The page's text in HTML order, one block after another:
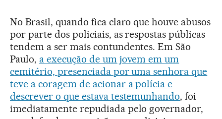
No Brasil, quando fica claro que houve abusos
por parte dos policiais, as respostas públicas
tendem a ser mais contundentes. Em São
Paulo, a execução de um jovem em um
cemitério, presenciada por uma senhora que
teve a coragem de acionar a polícia e
descrever o que estava testemunhando, foi
imediatamente repudiada pelo governador,